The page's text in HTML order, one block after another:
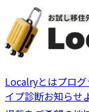
Localryとはプロ
イプ診断お知らせ